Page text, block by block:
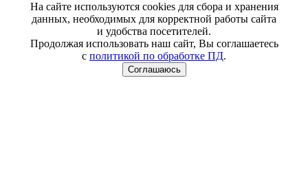
На сайте используются cookies для сбора и хранения
данных, необходимых для корректной работы сайта
и удобства посетителей.
Продолжая использовать наш сайт, Вы соглашаетесь
с политикой по обработке ПД.
Соглашаюсь